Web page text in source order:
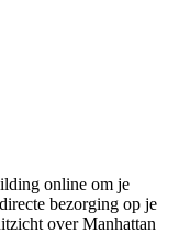
online om je
bezorging op je
over Manhattan